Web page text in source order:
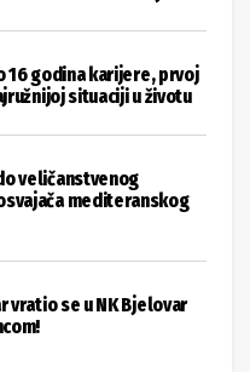
16 godina karijere, prvoj
situaciji u životu
veličanstvenog
mediteranskog
vratio se u NK Bjelovar